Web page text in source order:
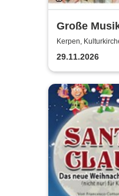
Große
Kerpen,
29.11.2026